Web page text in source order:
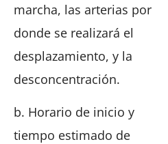
marcha, las arterias por
donde se realizará el
desplazamiento, y la
desconcentración.
b. Horario de inicio y
tiempo estimado de